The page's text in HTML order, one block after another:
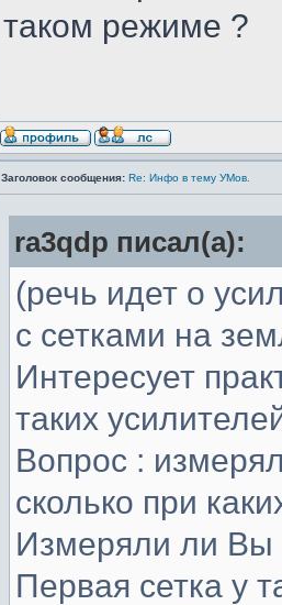
таком режиме ?
Заголовок сообщения: Re: Инфо в тему УМов.
ra3qdp писал(а):
(речь идет о
с сетками на
Интересует
таких
Вопрос :
сколько при
Измеряли ли Вы
Первая сетка у